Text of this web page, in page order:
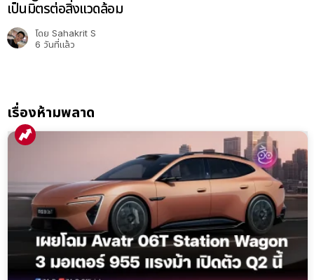
เป็นมิตรต่อสิ่งแวดล้อม
โดย Sahakrit S
6 วันที่แล้ว
เรื่องห้ามพลาด